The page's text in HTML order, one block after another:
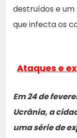
destruídos e
que infecta os
Ataques e
Em 24 de
Ucrânia, a
uma série de